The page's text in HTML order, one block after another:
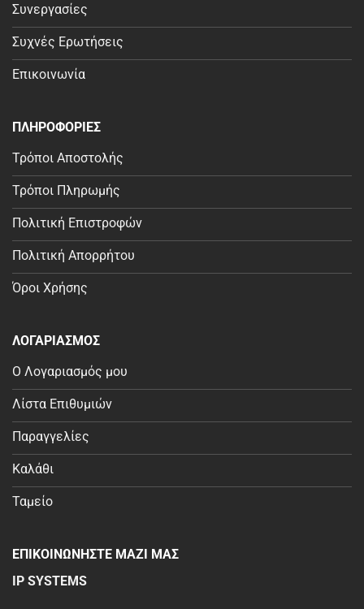
Συνεργασίες
Συχνές Ερωτήσεις
Επικοινωνία
ΠΛΗΡΟΦΟΡΙΕΣ
Τρόποι Αποστολής
Τρόποι Πληρωμής
Πολιτική Επιστροφών
Πολιτική Απορρήτου
Όροι Χρήσης
ΛΟΓΑΡΙΑΣΜΟΣ
Ο Λογαριασμός μου
Λίστα Επιθυμιών
Παραγγελίες
Καλάθι
Ταμείο
ΕΠΙΚΟΙΝΩΝΗΣΤΕ ΜΑΖΙ ΜΑΣ
IP SYSTEMS